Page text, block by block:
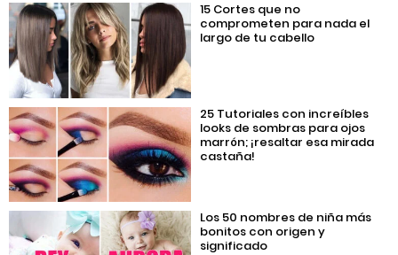
15 Cortes que no
comprometen para nada el
largo de tu cabello
25 Tutoriales con increíbles
looks de sombras para ojos
marrón; ¡resaltar esa mirada
castaña!
Los 50 nombres de niña más
bonitos con origen y
significado